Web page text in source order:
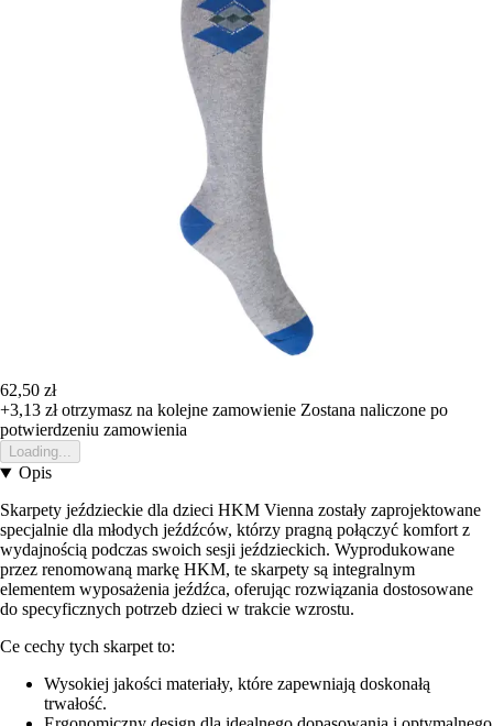
62,50 zł
+3,13 złotrzymasz na kolejne zamowienie Zostana naliczone po
potwierdzeniu zamowienia
Loading...
Opis
Skarpety jeździeckie dla dzieci HKM Vienna zostały zaprojektowane
specjalnie dla młodych jeźdźców, którzy pragną połączyć komfort z
wydajnością podczas swoich sesji jeździeckich. Wyprodukowane
przez renomowaną markę HKM, te skarpety są integralnym
elementem wyposażenia jeźdźca, oferując rozwiązania dostosowane
do specyficznych potrzeb dzieci w trakcie wzrostu.
Ce cechy tych skarpet to:
Wysokiej jakości materiały, które zapewniają doskonałą
trwałość.